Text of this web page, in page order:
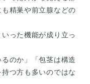
精巣や前立腺などの
った機能が成り立っ
のか」「包茎は構造
つ方も多いのではな